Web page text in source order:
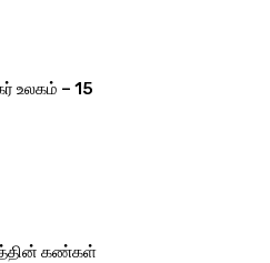
உலகம் – 15
கண்கள்